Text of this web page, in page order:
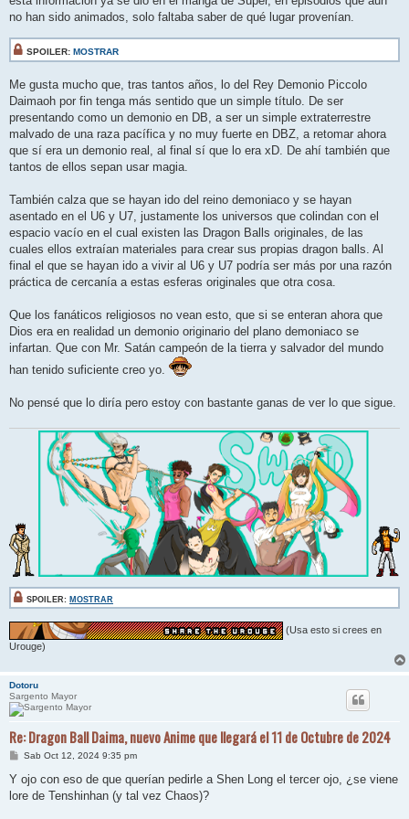
no han sido animados, solo faltaba saber de qué lugar provenían.
SPOILER: MOSTRAR
Me gusta mucho que, tras tantos años, lo del Rey Demonio Piccolo
Daimaoh por fin tenga más sentido que un simple título. De ser
presentando como un demonio en DB, a ser un simple extraterrestre
malvado de una raza pacífica y no muy fuerte en DBZ, a retomar ahora
que sí era un demonio real, al final sí que lo era xD. De ahí también que
tantos de ellos sepan usar magia.
También calza que se hayan ido del reino demoniaco y se hayan
asentado en el U6 y U7, justamente los universos que colindan con el
espacio vacío en el cual existen las Dragon Balls originales, de las
cuales ellos extraían materiales para crear sus propias dragon balls. Al
final el que se hayan ido a vivir al U6 y U7 podría ser más por una razón
práctica de cercanía a estas esferas originales que otra cosa.
Que los fanáticos religiosos no vean esto, que si se enteran ahora que
Dios era en realidad un demonio originario del plano demoniaco se
infartan. Que con Mr. Satán campeón de la tierra y salvador del mundo
han tenido suficiente creo yo.
No pensé que lo diría pero estoy con bastante ganas de ver lo que sigue.
SPOILER: MOSTRAR
(Usa esto si crees en
Urouge)
Dotoru
Sargento Mayor
Re: Dragon Ball Daima, nuevo Anime que llegará el 11 de Octubre de 2024
M
n
a
Sab Oct 12, 2024 9:35 pm
Y ojo con eso de que querían pedirle a Shen Long el tercer ojo, ¿se viene
lore de Tenshinhan (y tal vez Chaos)?